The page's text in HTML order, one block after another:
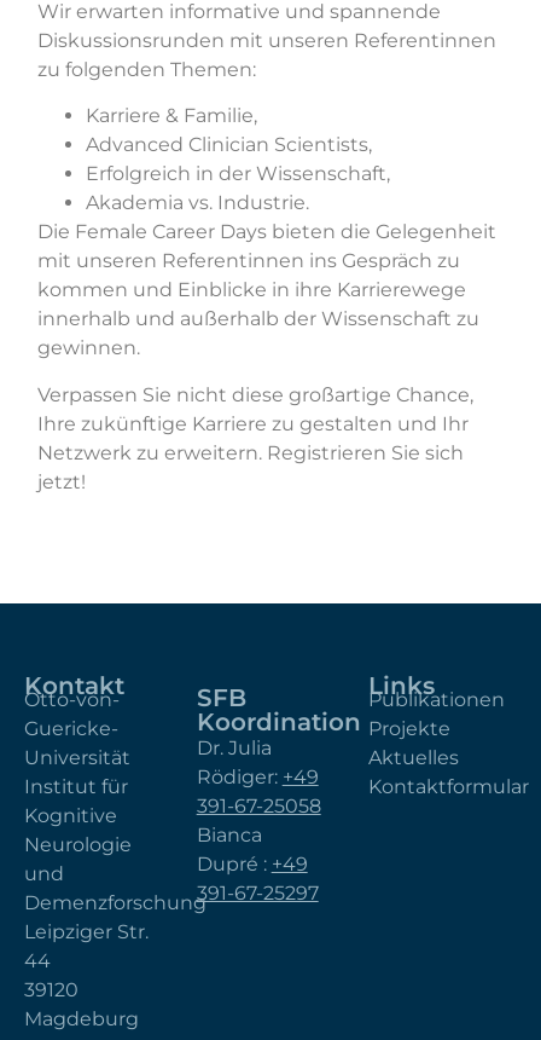
Wir erwarten informative und spannende
Diskussionsrunden mit unseren Referentinnen
zu folgenden Themen:
Karriere & Familie,
Advanced Clinician Scientists,
Erfolgreich in der Wissenschaft,
Akademia vs. Industrie.
Die Female Career Days bieten die Gelegenheit
mit unseren Referentinnen ins Gespräch zu
kommen und Einblicke in ihre Karrierewege
innerhalb und außerhalb der Wissenschaft zu
gewinnen.
Verpassen Sie nicht diese großartige Chance,
Ihre zukünftige Karriere zu gestalten und Ihr
Netzwerk zu erweitern. Registrieren Sie sich
jetzt!
Kontakt
Otto-von-
Guericke-
Universität
Institut für
Kognitive
Neurologie
und
Demenzforschung
Leipziger Str.
44
39120
Magdeburg
SFB
Koordination
Dr. Julia
Rödiger: +49
391-67-25058
Bianca
Dupré : +49
391-67-25297
Links
Publikationen
Projekte
Aktuelles
Kontaktformular